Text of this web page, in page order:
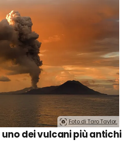
Foto di Taro Taylor.
uno dei vulcani più antichi